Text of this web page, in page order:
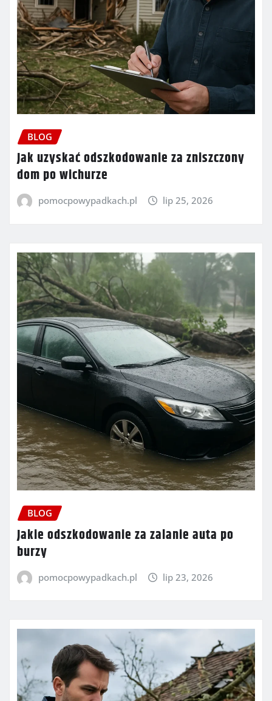
BLOG
Jak uzyskać odszkodowanie za zniszczony
dom po wichurze
pomocpowypadkach.pl lip 25, 2026
BLOG
Jakie odszkodowanie za zalanie auta po
burzy
pomocpowypadkach.pl lip 23, 2026